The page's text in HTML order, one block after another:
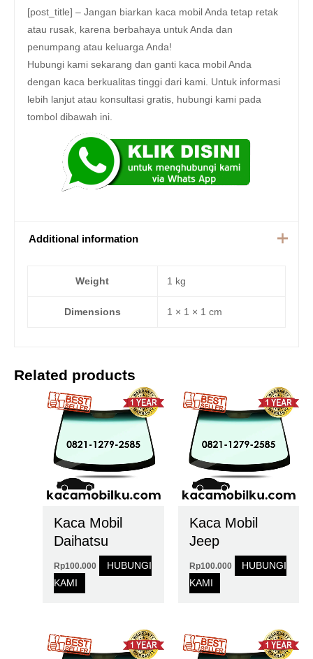
[post_title] – Jangan biarkan kaca mobil Anda tetap retak
atau rusak, karena berbahaya untuk Anda dan
penumpang atau keluarga Anda!
Hubungi kami sekarang dan ganti kaca mobil Anda
dengan kaca berkualitas tinggi dari kami. Untuk informasi
lebih lanjut atau konsultasi gratis, hubungi kami pada
tombol dibawah ini.
Additional information
Weight 1 kg
Dimensions 1 × 1 × 1 cm
Related products
Kaca Mobil
Daihatsu
Rp100.000
HUBUNGI
KAMI
Kaca Mobil
Jeep
Rp100.000
HUBUNGI
KAMI